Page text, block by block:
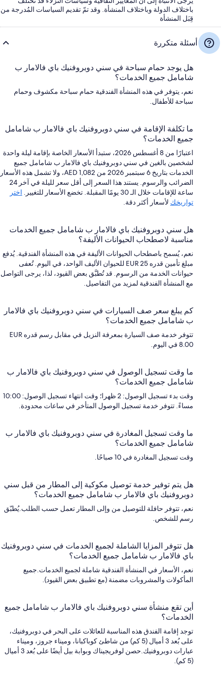
باختلاف الدولة وباختلاف المنشأة. وقد تمّ تقديم السياسات المُدرجة من
قِبَل المنشأة
أسئلة متكررة
هل يوجد حمام سباحة في سني دوبروفنيك باي فالامار ب
شامامل جميع الخدمات؟
نعم، يتوفر في هذه المنشأة الفندقية حمام سباحة مكشوف وحمام
سباحة للأطفال.
ما تكلفة الإقامة في سني دوبروفنيك باي فالامار ب شامامل
جميع الخدمات؟
اعتبارًا من 8 أغسطس 2026، ستبدأ الأسعار الخاصة بإقامة ليلة واحدة
لشخصين بالغين في سني دوبروفنيك باي فالامار ب شامامل جميع
الخدمات بتاريخ 6 سبتمبر 2026 من AED 1,082، ولا تشمل هذه الأسعار
الضرائب والرسوم. يستند هذا السعر إلى أقل سعر لليلة في آخر 24
ساعة للإقامات خلال الـ 30 يومًا المقبلة. تخضع الأسعار للتغيير.
اختر
تواريخك لأسعار أكثر دقة.
هل سني دوبروفنيك باي فالامار ب شامامل جميع الخدمات
مناسبة لاصطحاب الحيوانات الأليفة؟
نعم، يُسمح باصطحاب الحيوانات الأليفة في هذه المنشأة الفندقية. يُدفع
مبلغ تأمين قدره EUR 25 للحيوان الأليف الواحد، في اليوم. تُعفى
حيوانات الخدمة من الرسوم. قد تُطبَّق بعض القيود، لذا، يرجى التواصل
مع المنشأة الفندقية لمزيد من التفاصيل.
كم يبلغ سعر صف السيارات في سني دوبروفنيك باي فالامار
ب شامامل جميع الخدمات؟
تتوفر خدمة صف السيارة بمعرفة النزيل في مقابل رسم قدره EUR
8.00 في اليوم.
ما وقت تسجيل الوصول في سني دوبروفنيك باي فالامار ب
شامامل جميع الخدمات؟
وقت بدء تسجيل الوصول: 2 ظهرا؛ وقت انتهاء تسجيل الوصول: 10:00
مساءً. تتوفر خدمة تسجيل الوصول المتأخر في ساعات محدودة.
ما وقت تسجيل المغادرة في سني دوبروفنيك باي فالامار ب
شامامل جميع الخدمات؟
وقت تسجيل المغادرة في 10 صباحًا.
هل يتم توفير خدمة توصيل مكوكية إلى المطار من قبل سني
دوبروفنيك باي فالامار ب شامامل جميع الخدمات؟
نعم، تتوفر حافلة للتوصيل من وإلى المطار تعمل حسب الطلب.يُطبّق
رسم للشخص.
هل تتوفر المزايا الشاملة لجميع الخدمات في سني دوبروفنيك
باي فالامار ب شامامل جميع الخدمات؟
نعم، الأسعار في المنشأة الفندقية شاملة لجميع الخدمات.جميع
المأكولات والمشروبات مضمنة (مع تطبيق بعض القيود).
أين تقع منشأة سني دوبروفنيك باي فالامار ب شامامل جميع
الخدمات؟
توجد إقامة الفندق هذه المناسبة للعائلات على البحر في دوبروفنيك،
على بُعد 3 أميال (5 كم) من شاطئ كوباكبانا، وميناء جروز، وميناء
عبارات دوبروفنيك.حصن لوفريجيناك وبوابة بيل أيضًا على بُعد 3 أميال
(5 كم).